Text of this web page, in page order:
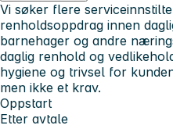
Vi søker flere
renholdsoppdrag innen
barnehager og andre
daglig renhold og
hygiene og trivsel for
men ikke et krav.
Oppstart
Etter avtale